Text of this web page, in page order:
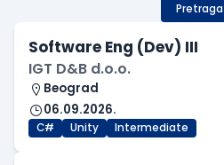
Pretraga
Software Eng (Dev) III
IGT D&B d.o.o.
Beograd
06.09.2026.
C# Unity Intermediate